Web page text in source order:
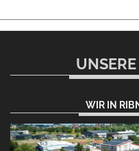
WIR IN